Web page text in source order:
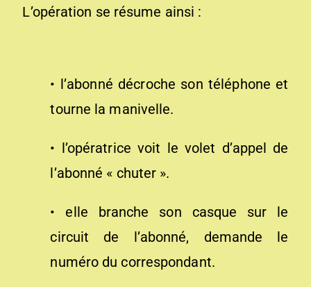
L’opération se résume ainsi :
• l’abonné décroche son téléphone et
tourne la manivelle.
• l’opératrice voit le volet d’appel de
l’abonné « chuter ».
• elle branche son casque sur le
circuit de l’abonné, demande le
numéro du correspondant.